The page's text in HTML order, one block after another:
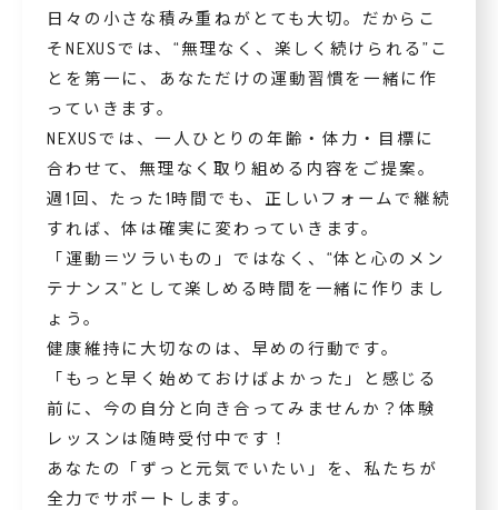
日々の小さな積み重ねがとても大切。だからこ
そNEXUSでは、“無理なく、楽しく続けられる”こ
とを第一に、あなただけの運動習慣を一緒に作
っていきます。
NEXUSでは、一人ひとりの年齢・体力・目標に
合わせて、無理なく取り組める内容をご提案。
週1回、たった1時間でも、正しいフォームで継続
すれば、体は確実に変わっていきます。
「運動＝ツラいもの」ではなく、“体と心のメン
テナンス”として楽しめる時間を一緒に作りまし
ょう。
健康維持に大切なのは、早めの行動です。
「もっと早く始めておけばよかった」と感じる
前に、今の自分と向き合ってみませんか？体験
レッスンは随時受付中です！
あなたの「ずっと元気でいたい」を、私たちが
全力でサポートします。